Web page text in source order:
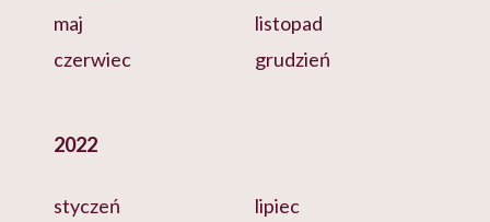
maj
czerwiec
listopad
grudzień
2022
styczeń
lipiec